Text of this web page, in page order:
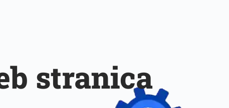
stranica